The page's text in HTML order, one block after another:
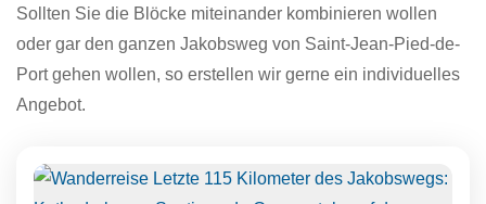
Sollten Sie die Blöcke miteinander kombinieren wollen
oder gar den ganzen Jakobsweg von Saint-Jean-Pied-de-
Port gehen wollen, so erstellen wir gerne ein individuelles
Angebot.